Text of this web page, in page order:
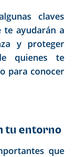
claves
te ayudarán a
y proteger
quienes te
para conocer
tu entorno
que